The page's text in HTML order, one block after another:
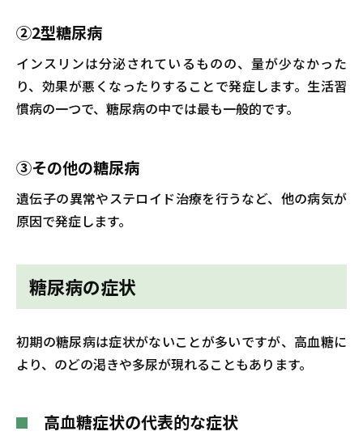
②2型糖尿病
インスリンは分泌されているものの、量が少なかった
り、効果が悪くなったりすることで発症します。生活習
慣病の一つで、糖尿病の中では最も一般的です。
③その他の糖尿病
遺伝子の異常やステロイド治療を行うなど、他の病気が
原因で発症します。
糖尿病の症状
初期の糖尿病は症状がないことが多いですが、高血糖に
より、のどの渇きや多尿が現れることもあります。
高血糖症状の代表的な症状